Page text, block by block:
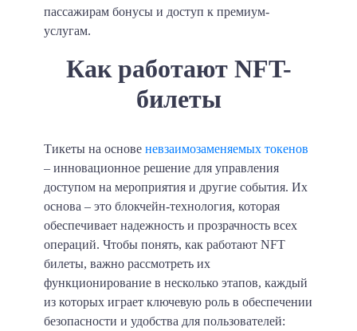
пассажирам бонусы и доступ к премиум-
услугам.
Как работают NFT-
билеты
Тикеты на основе невзаимозаменяемых токенов
– инновационное решение для управления
доступом на мероприятия и другие события. Их
основа – это блокчейн-технология, которая
обеспечивает надежность и прозрачность всех
операций. Чтобы понять, как работают NFT
билеты, важно рассмотреть их
функционирование в несколько этапов, каждый
из которых играет ключевую роль в обеспечении
безопасности и удобства для пользователей: